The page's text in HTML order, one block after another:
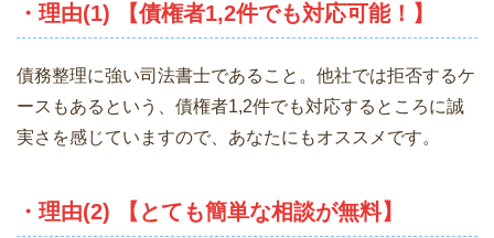
・理由(1) 【債権者1,2件でも対応可能！】
債務整理に強い司法書士であること。他社では拒否するケ
ースもあるという、債権者1,2件でも対応するところに誠
実さを感じていますので、あなたにもオススメです。
・理由(2) 【とても簡単な相談が無料】